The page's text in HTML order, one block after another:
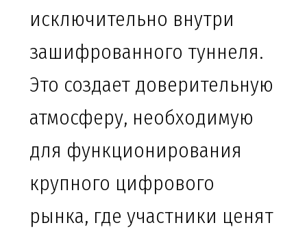
исключительно внутри
зашифрованного туннеля.
Это создает доверительную
атмосферу, необходимую
для функционирования
крупного цифрового
рынка, где участники ценят